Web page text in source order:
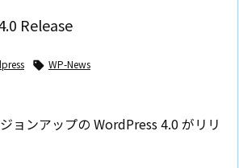
Release
 WP-News
ョンアップの WordPress 4.0 がリリ